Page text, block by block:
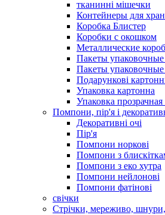
тканинні мішечки
Контейнеры для
Коробка Блистер
Коробки с окошком
Металлические
Пакеты
Пакеты
Подарункові
Упаковка картонна
Упаковка
Помпони, пір'я і
Декоративні очі
Пір'я
Помпони норкові
Помпони з
Помпони з еко хутра
Помпони нейлонові
Помпони фатінові
свічки
Стрічки, мереживо,